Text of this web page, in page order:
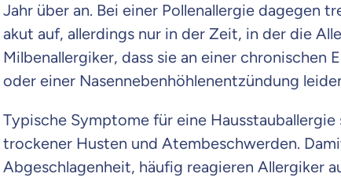
Jahr über an. Bei einer Pollenallergie dagegen
akut auf, allerdings nur in der Zeit, in der die
Milbenallergiker, dass sie an einer chronischen
oder einer Nasennebenhöhlenentzündung
Typische Symptome für eine
trockener Husten und Atembeschwerden.
Abgeschlagenheit, häufig reagieren Allergiker